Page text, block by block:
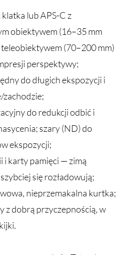
klatka lub APS-C z
obiektywem (16–35 mm
(70–200 mm)
perspektywy;
do długich ekspozycji i
zachodzie;
do redukcji odbić i
szary (ND) do
ekspozycji;
i karty pamięci — zimą
się rozładowują;
nieprzemakalna kurtka;
z dobrą przyczepnością, w